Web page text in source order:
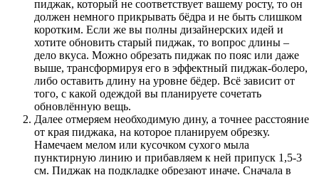
пиджак, который не соответствует вашему росту, то он
должен немного прикрывать бёдра и не быть слишком
коротким. Если же вы полны дизайнерских идей и
хотите обновить старый пиджак, то вопрос длины –
дело вкуса. Можно обрезать пиджак по пояс или даже
выше, трансформируя его в эффектный пиджак-болеро,
либо оставить длину на уровне бёдер. Всё зависит от
того, с какой одеждой вы планируете сочетать
обновлённую вещь.
Далее отмеряем необходимую дину, а точнее расстояние
от края пиджака, на которое планируем обрезку.
Намечаем мелом или кусочком сухого мыла
пунктирную линию и прибавляем к ней припуск 1,5-3
см. Пиджак на подкладке обрезают иначе. Сначала в